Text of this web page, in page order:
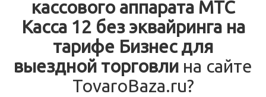
кассового аппарата МТС
Касса 12 без эквайринга на
тарифе Бизнес для
выездной торговли на сайте
TovaroBaza.ru?